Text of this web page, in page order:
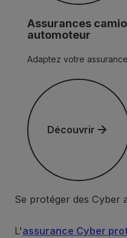
Assurances
automoteur
Adaptez votre
Découvrir
Découvrir
Se protéger des Cyber
L'assurance Cyber